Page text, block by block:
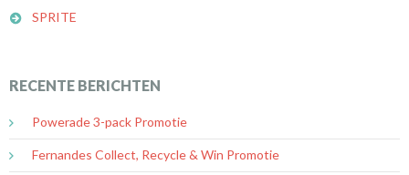
SPRITE
RECENTE BERICHTEN
Powerade 3-pack Promotie
Fernandes Collect, Recycle & Win Promotie